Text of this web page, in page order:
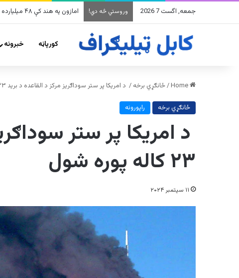
جمعه, اگست 7 2026 وروستي څه دي! په وینزویلا کې زورورو زلزلو پراخ
کورپاڼه خبرونه
/ځانګړي برخه / د امریکا پر ستر سوداګريز مرکز د القاعده د برید ۲۳ کاله پوره شول
ځانګړي برخه راپورونه
د امریکا پر ستر
۲۳ کاله پوره شول
۱۱ سپتمبر ۲۰۲۴